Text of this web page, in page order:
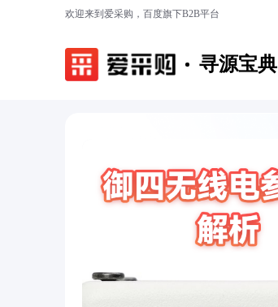
欢迎来到爱采购，百度旗下B2B平台
寻源宝典